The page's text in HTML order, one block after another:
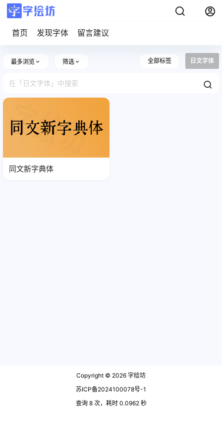
首页 发现字体 留言建议
最多浏览 筛选 全部标签 日文字体
同文新字典体
Copyright © 2026 字绘坊
苏ICP备2024100078号-1
查询 8 次，耗时 0.0962 秒